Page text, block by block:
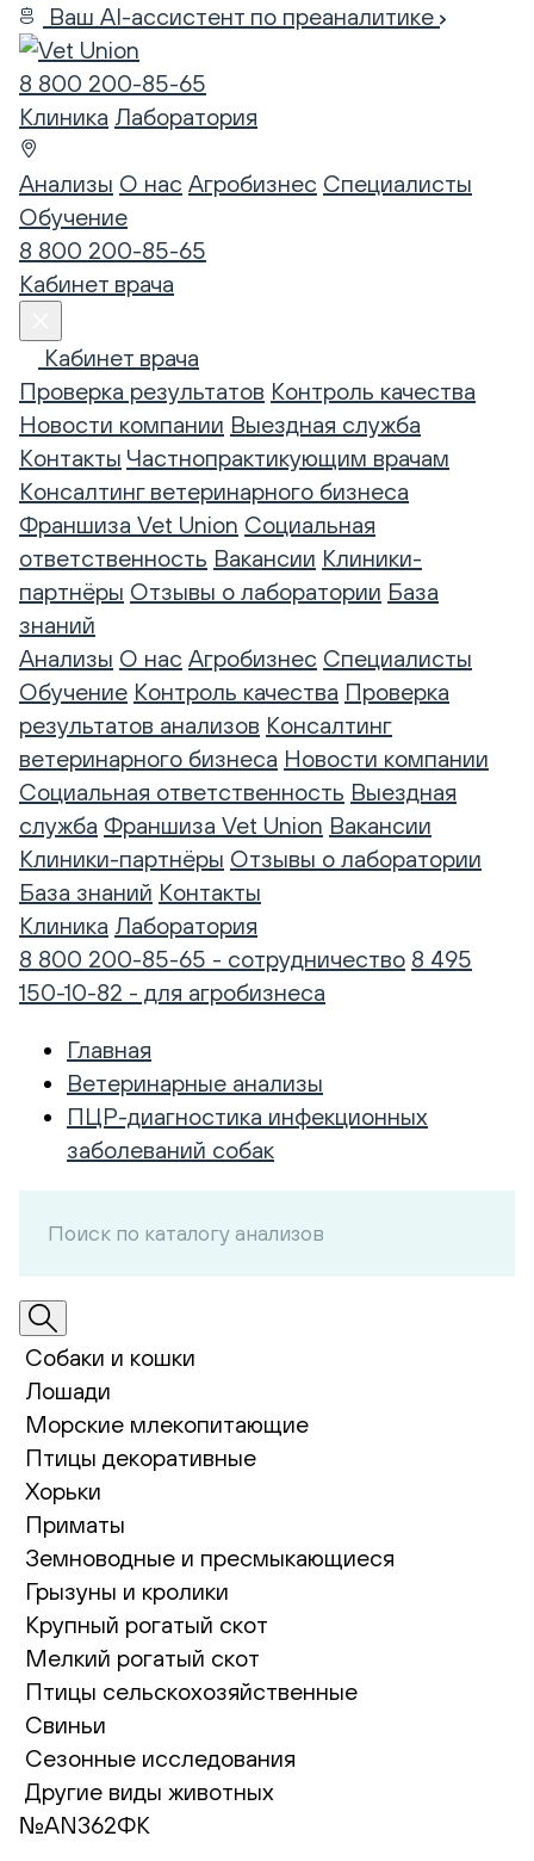
Ваш AI-ассистент по преаналитике
8 800 200-85-65
Клиника Лаборатория
Анализы О нас Агробизнес Специалисты
Обучение
8 800 200-85-65
Кабинет врача
Кабинет врача
Проверка результатов Контроль качества
Новости компании Выездная служба
Контакты Частнопрактикующим врачам
Консалтинг ветеринарного бизнеса
Франшиза Vet Union Социальная
ответственность Вакансии Клиники-
партнёры Отзывы о лаборатории База
знаний
Анализы О нас Агробизнес Специалисты
Обучение Контроль качества Проверка
результатов анализов Консалтинг
ветеринарного бизнеса Новости компании
Социальная ответственность Выездная
служба Франшиза Vet Union Вакансии
Клиники-партнёры Отзывы о лаборатории
База знаний Контакты
Клиника Лаборатория
8 800 200-85-65 - сотрудничество 8 495
150-10-82 - для агробизнеса
Главная
Ветеринарные анализы
ПЦР-диагностика инфекционных
заболеваний собак
Собаки и кошки
Лошади
Морские млекопитающие
Птицы декоративные
Хорьки
Приматы
Земноводные и пресмыкающиеся
Грызуны и кролики
Крупный рогатый скот
Мелкий рогатый скот
Птицы сельскохозяйственные
Свиньи
Сезонные исследования
Другие виды животных
№AN362ФК